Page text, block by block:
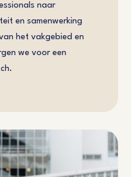
naar
en samenwerking
het vakgebied en
we voor een